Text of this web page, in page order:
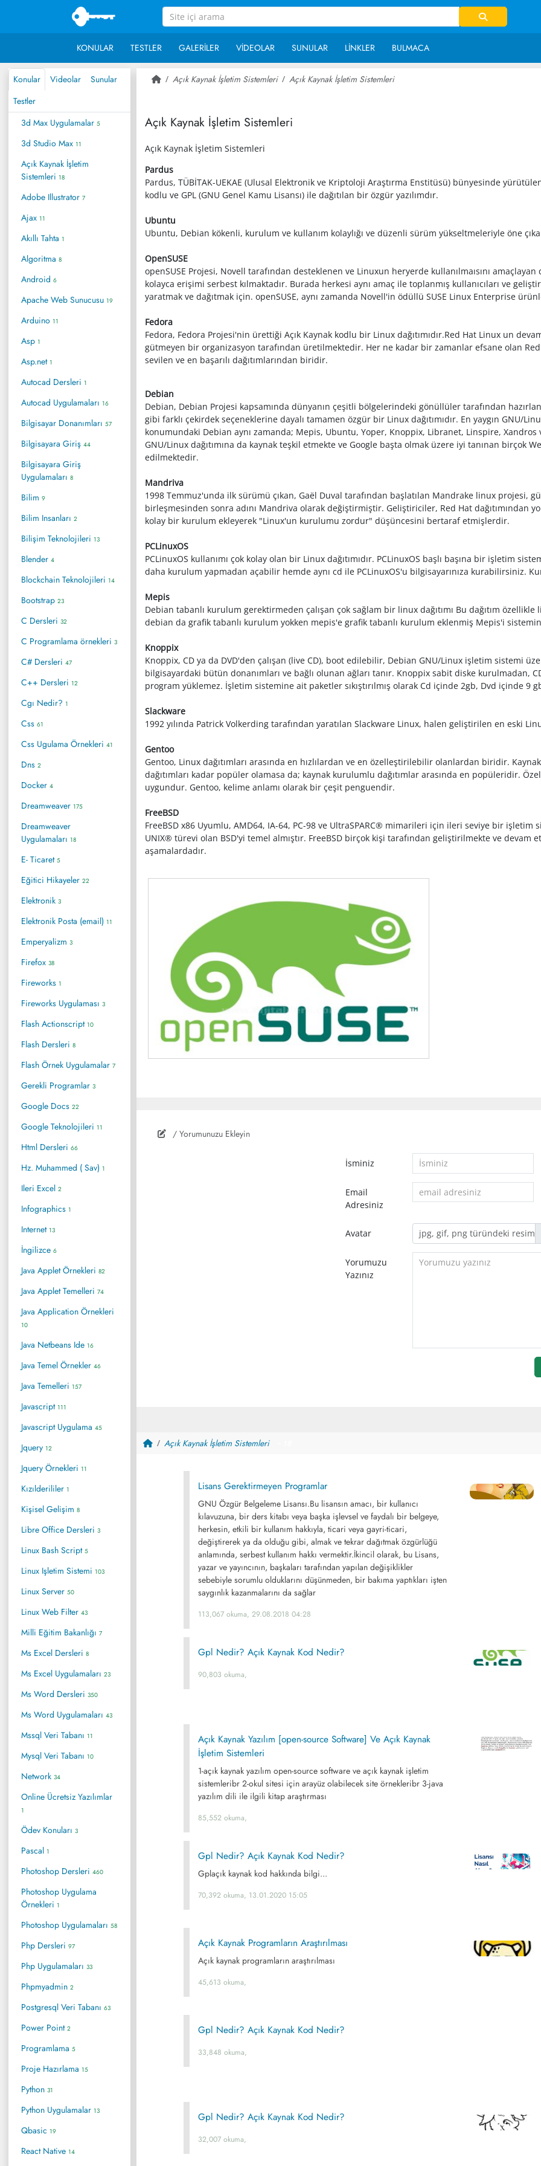
KONULAR TESTLER GALERILER VIDEOLAR SUNULAR LINKLER BULMACA
Konular Videolar
Sunular
Testler
3d Max Uygulamalar 5
3d Studio Max 11
Açık Kaynak İşletim
Sistemleri 18
Adobe Illustrator 7
Ajax 11
Akıllı Tahta 1
Algoritma 8
Android 6
Apache Web Sunucusu 19
Arduino 11
Asp 1
Asp.net 1
Autocad Dersleri 1
Autocad Uygulamaları 16
Bilgisayar Donanımları 57
Bilgisayara Giriş 44
Bilgisayara Giriş
Uygulamaları 8
Bilim 9
Bilim Insanları 2
Bilişim Teknolojileri 13
Blender 4
Blockchain Teknolojileri 14
Bootstrap 23
C Dersleri 32
C Programlama örnekleri 3
C# Dersleri 47
C++ Dersleri 12
Cgı Nedir? 1
Css 61
Css Ugulama Örnekleri 41
Dns 2
Docker 4
Dreamweaver 175
Dreamweaver
Uygulamaları 18
E- Ticaret 5
Eğitici Hikayeler 22
Elektronik 3
Elektronik Posta (email) 11
Emperyalizm 3
Firefox 38
Fireworks 1
Fireworks Uygulaması 3
Flash Actionscript 10
Flash Dersleri 8
Flash Örnek Uygulamalar 7
Gerekli Programlar 3
Google Docs 22
Google Teknolojileri 11
Html Dersleri 66
Hz. Muhammed ( Sav) 1
Ileri Excel 2
Infographics 1
Internet 13
İngilizce 6
Java Applet Örnekleri 82
Java Applet Temelleri 74
Java Application Örnekleri
10
Java Netbeans Ide 16
Java Temel Örnekler 46
Java Temelleri 157
Javascript 111
Javascript Uygulama 45
Jquery 12
Jquery Örnekleri 11
Kızılderililer 1
Kişisel Gelişim 8
Libre Office Dersleri 3
Linux Bash Script 5
Linux Işletim Sistemi 103
Linux Server 50
Linux Web Filter 43
Milli Eğitim Bakanlığı 7
Ms Excel Dersleri 8
Ms Excel Uygulamaları 23
Ms Word Dersleri 350
Ms Word Uygulamaları 43
Mssql Veri Tabanı 11
Mysql Veri Tabanı 10
Network 34
Online Ücretsiz Yazılımlar
1
Ödev Konuları 3
Pascal 1
Photoshop Dersleri 460
Photoshop Uygulama
Örnekleri 1
Photoshop Uygulamaları 58
Php Dersleri 97
Php Uygulamaları 33
Phpmyadmin 2
Postgresql Veri Tabanı 63
Power Point 2
Programlama 5
Proje Hazırlama 15
Python 31
Python Uygulamalar 13
Qbasic 19
React Native 14
Açık Kaynak İşletim Sistemleri Açık Kaynak İşletim Sistemleri
Açık Kaynak İşletim Sistemleri
Açık Kaynak İşletim Sistemleri
Pardus
Pardus, TÜBİTAK-UEKAE (Ulusal Elektronik ve Kriptoloji Araştırma Enstitüsü) bünyesinde
kodlu ve GPL (GNU Genel Kamu Lisansı) ile dağıtılan bir özgür yazılımdır.
Ubuntu
Ubuntu, Debian kökenli, kurulum ve kullanım kolaylığı ve düzenli sürüm yükseltmeleriyle öne
OpenSUSE
openSUSE Projesi, Novell tarafından desteklenen ve Linuxun heryerde kullanılmaısını
kolayca erişimi serbest kılmaktadır. Burada herkesi aynı amaç ile toplanmış kullanıcıları ve
yaratmak ve dağıtmak için. openSUSE, aynı zamanda Novell'in ödüllü SUSE Linux Enterprise
Fedora
Fedora, Fedora Projesi'nin ürettiği Açık Kaynak kodlu bir Linux dağıtımıdır.Red Hat Linux un
gütmeyen bir organizasyon tarafından üretilmektedir. Her ne kadar bir zamanlar efsane olan
sevilen ve en başarılı dağıtımlarından biridir.
Debian
Debian, Debian Projesi kapsamında dünyanın çeşitli bölgelerindeki gönüllüler tarafından
gibi farklı çekirdek seçeneklerine dayalı tamamen özgür bir Linux dağıtımıdır. En yaygın GNU/
konumundaki Debian aynı zamanda; Mepis, Ubuntu, Yoper, Knoppix, Libranet, Linspire,
GNU/Linux dağıtımına da kaynak teşkil etmekte ve Google başta olmak üzere iyi tanınan birçok
edilmektedir.
Mandriva
1998 Temmuz'unda ilk sürümü çıkan, Gaël Duval tarafından başlatılan Mandrake linux
birleşmesinden sonra adını Mandriva olarak değiştirmiştir. Geliştiriciler, Red Hat dağıtımından
kolay bir kurulum ekleyerek "Linux'un kurulumu zordur" düşüncesini bertaraf etmişlerdir.
PCLinuxOS
PCLinuxOS kullanımı çok kolay olan bir Linux dağıtımıdır. PCLinuxOS başlı başına bir işletim
daha kurulum yapmadan açabilir hemde aynı cd ile PCLinuxOS'u bilgisayarınıza kurabilirsiniz.
Mepis
Debian tabanlı kurulum gerektirmeden çalışan çok sağlam bir linux dağıtımı Bu dağıtım
debian da grafik tabanlı kurulum yokken mepis'e grafik tabanlı kurulum eklenmiş Mepis'i
Knoppix
Knoppix, CD ya da DVD'den çalışan (live CD), boot edilebilir, Debian GNU/Linux işletim sistemi
bilgisayardaki bütün donanımları ve bağlı olunan ağları tanır. Knoppix sabit diske kurulmadan,
program yüklemez. İşletim sistemine ait paketler sıkıştırılmış olarak Cd içinde 2gb, Dvd içinde 9
Slackware
1992 yılında Patrick Volkerding tarafından yaratılan Slackware Linux, halen geliştirilen en eski
Gentoo
Gentoo, Linux dağıtımları arasında en hızlılardan ve en özelleştirilebilir olanlardan biridir.
dağıtımları kadar popüler olamasa da; kaynak kurulumlu dağıtımlar arasında en popüleridir.
uygundur. Gentoo, kelime anlamı olarak bir çeşit penguendir.
FreeBSD
FreeBSD x86 Uyumlu, AMD64, IA-64, PC-98 ve UltraSPARC® mimarileri için ileri seviye bir
UNIX® türevi olan BSD'yi temel almıştır. FreeBSD birçok kişi tarafından geliştirilmekte ve
aşamalardadır.
/ Yorumunuzu Ekleyin
İsminiz
Email
Adresiniz
Avatar
Yorumuzu
Yazınız
Açık Kaynak İşletim Sistemleri
Lisans Gerektirmeyen Programlar
GNU Özgür Belgeleme Lisansı.Bu lisansın amacı, bir kullanıcı
kılavuzuna, bir ders kitabı veya başka işlevsel ve faydalı bir belgeye,
herkesin, etkili bir kullanım hakkıyla, ticari veya gayri-ticari,
değiştirerek ya da olduğu gibi, almak ve tekrar dağıtmak özgürlüğü
anlamında, serbest kullanım hakkı vermektir.İkincil olarak, bu Lisans,
yazar ve yayıncının, başkaları tarafından yapılan değişiklikler
sebebiyle sorumlu olduklarını düşünmeden, bir bakıma yaptıkları işten
saygınlık kazanmalarını da sağlar
113,067 okuma, 29.08.2018 04:28
Gpl Nedir? Açık Kaynak Kod Nedir?
90,803 okuma,
Açık Kaynak Yazılım [open-source Software] Ve Açık Kaynak
İşletim Sistemleri
1-açık kaynak yazılım open-source software ve açık kaynak işletim
sistemleribr 2-okul sitesi için arayüz olabilecek site örnekleribr 3-java
yazılım dili ile ilgili kitap araştırması
85,552 okuma,
Gpl Nedir? Açık Kaynak Kod Nedir?
Gplaçık kaynak kod hakkında bilgi...
70,392 okuma, 13.01.2020 15:05
Açık Kaynak Programların Araştırılması
Açık kaynak programların araştırılması
45,613 okuma,
Gpl Nedir? Açık Kaynak Kod Nedir?
33,848 okuma,
Gpl Nedir? Açık Kaynak Kod Nedir?
32,007 okuma,